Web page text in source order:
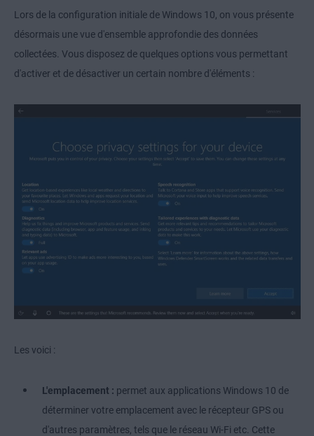
Lors de la configuration initiale de Windows 10, on vous présente
désormais une vue d'ensemble approfondie des données
collectées. Vous disposez de quelques options vous permettant
d'activer et de désactiver un certain nombre d'éléments :
Les voici :
L'emplacement : permet aux applications Windows 10 de
déterminer votre emplacement avec le récepteur GPS ou
d'autres paramètres, tels que le réseau Wi-Fi etc. Cette